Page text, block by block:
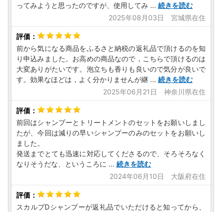
ってみようと思ったのですが、使用してみ ... 続きを読む
2025年08月03日 宮城県在住
前から気になる商品をふるさと納税の返礼品で頂けるのを知
り申込みました。お高めの商品なので，こちらで頂けるのは
大変ありがたいです。泡立ちも香りも良いので気分が良いで
す。効果なほどは，よく分かりませんが継 ... 続きを読む
2025年06月21日 神奈川県在住
前回はシャンプーとトリートメントのセットをお願いしまし
たが、今回は減りの早いシャンプーのみのセットをお願いし
ました。
発送までとても迅速に対応してくださるので、そろそろなく
なりそうだな、というころに ... 続きを読む
2024年06月10日 大阪府在住
スカルプⅮシャンプーが返礼品でいただけると知ってから、